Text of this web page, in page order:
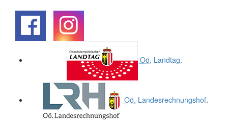
Oö. Landtag.
Oö. Landesrechnungshof.